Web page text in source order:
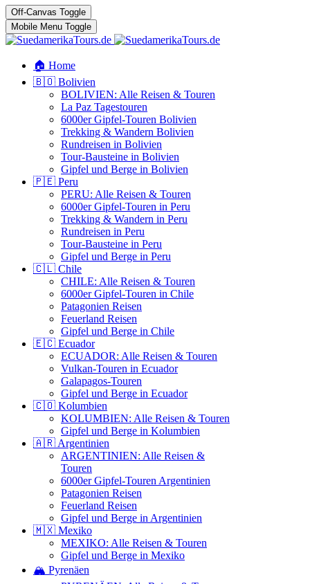
Off-Canvas Toggle
Mobile Menu Toggle
🏠 Home
🇧🇴 Bolivien
BOLIVIEN: Alle Reisen & Touren
La Paz Tagestouren
6000er Gipfel-Touren Bolivien
Trekking & Wandern Bolivien
Rundreisen in Bolivien
Tour-Bausteine in Bolivien
Gipfel und Berge in Bolivien
🇵🇪 Peru
PERU: Alle Reisen & Touren
6000er Gipfel-Touren in Peru
Trekking & Wandern in Peru
Rundreisen in Peru
Tour-Bausteine in Peru
Gipfel und Berge in Peru
🇨🇱 Chile
CHILE: Alle Reisen & Touren
6000er Gipfel-Touren in Chile
Patagonien Reisen
Feuerland Reisen
Gipfel und Berge in Chile
🇪🇨 Ecuador
ECUADOR: Alle Reisen & Touren
Vulkan-Touren in Ecuador
Galapagos-Touren
Gipfel und Berge in Ecuador
🇨🇴 Kolumbien
KOLUMBIEN: Alle Reisen & Touren
Gipfel und Berge in Kolumbien
🇦🇷 Argentinien
ARGENTINIEN: Alle Reisen &
Touren
6000er Gipfel-Touren Argentinien
Patagonien Reisen
Feuerland Reisen
Gipfel und Berge in Argentinien
🇲🇽 Mexiko
MEXIKO: Alle Reisen & Touren
Gipfel und Berge in Mexiko
🏔️ Pyrenäen